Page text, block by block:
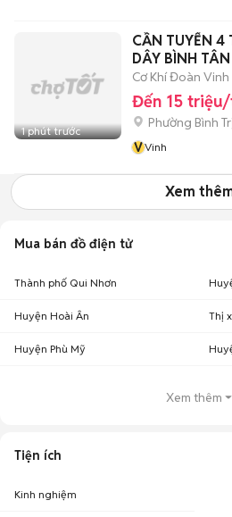
1 phút trước
CẦN TUYỂN 4
DÂY BÌNH TÂN
Cơ Khí Đoàn Vinh
Đến 15
Phường Bình
VVinh
Xem
Mua bán đồ điện tử
Thành phố Qui Nhơn
Huyện Hoài Ân Thị
Huyện Phù Mỹ
Xem thêm
Tiện ích
Kinh nghiệm